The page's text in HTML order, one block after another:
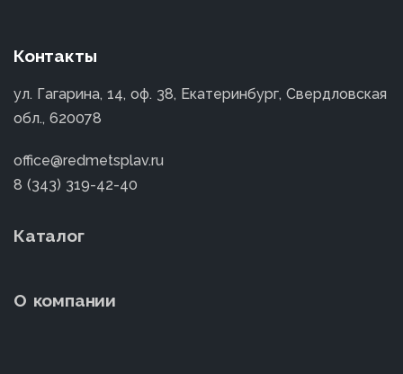
Контакты
ул. Гагарина, 14, оф. 38, Екатеринбург, Свердловская
обл., 620078
office@redmetsplav.ru
8 (343) 319-42-40
Каталог
О компании